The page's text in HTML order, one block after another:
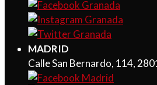
MADRID
Calle San Bernardo, 114,